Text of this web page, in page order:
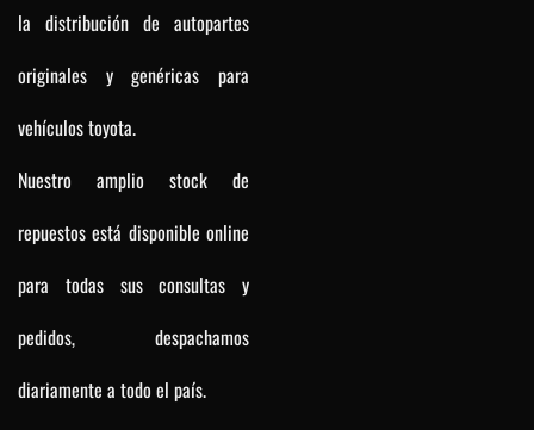
la distribución de autopartes
originales y genéricas para
vehículos toyota.
Nuestro amplio stock de
repuestos está disponible online
para todas sus consultas y
pedidos, despachamos
diariamente a todo el país.